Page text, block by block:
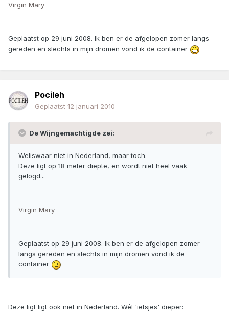
Virgin Mary
Geplaatst op 29 juni 2008. Ik ben er de afgelopen zomer langs
gereden en slechts in mijn dromen vond ik de container
Pocileh
Geplaatst 12 januari 2010
De Wijngemachtigde zei:
Weliswaar niet in Nederland, maar toch.
Deze ligt op 18 meter diepte, en wordt niet heel vaak
gelogd...
Virgin Mary
Geplaatst op 29 juni 2008. Ik ben er de afgelopen zomer
langs gereden en slechts in mijn dromen vond ik de
container
Deze ligt ligt ook niet in Nederland. Wél 'ietsjes' dieper: